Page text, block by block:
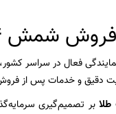
24 عیار اکسیراز
بیش از ۱۰۰ شعبه و نمایندگی
دقیق و خدمات پس از
طلابر تصمیم‌گیری